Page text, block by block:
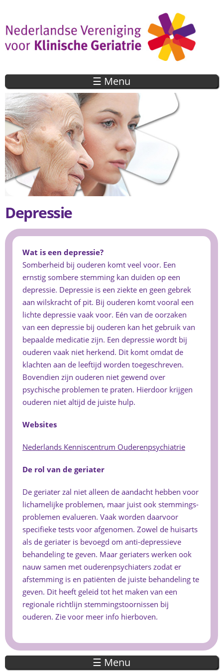
de inhoud
gaan
☰ Menu
Depressie
Wat is een depressie?
Somberheid bij ouderen komt veel voor. Een
ernstig sombere stemming kan duiden op een
depressie. Depressie is een ziekte en geen gebrek
aan wilskracht of pit. Bij ouderen komt vooral een
lichte depressie vaak voor. Eén van de oorzaken
van een depressie bij ouderen kan het gebruik van
bepaalde medicatie zijn. Een depressie wordt bij
ouderen vaak niet herkend. Dit komt omdat de
klachten aan de leeftijd worden toegeschreven.
Bovendien zijn ouderen niet gewend over
psychische problemen te praten. Hierdoor krijgen
ouderen niet altijd de juiste hulp.
Websites
Nederlands Kenniscentrum Ouderenpsychiatrie
De rol van de geriater
De geriater zal niet alleen de aandacht hebben voor
lichamelijke problemen, maar juist ook stemmings-
problemen evalueren. Vaak worden daarvoor
specifieke tests voor afgenomen. Zowel de huisarts
als de geriater is bevoegd om anti-depressieve
behandeling te geven. Maar geriaters werken ook
nauw samen met ouderenpsychiaters zodat er
afstemming is en patiënten de juiste behandeling te
geven. Dit heeft geleid tot het maken van een
regionale richtlijn stemmingstoornissen bij
ouderen. Zie voor meer info hierboven.
☰ Menu